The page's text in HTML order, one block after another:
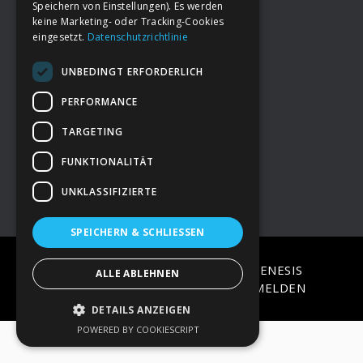
FooterDeine Spende
→ Impressum
→Kontakt zum PAO Team
COPYRIGHT © 2026 · ON
GENESIS
FRAMEWORK·WORDPRESS·ANMELDEN
Speichern von Einstellungen). Es werden
keine Marketing- oder Tracking-Cookies
eingesetzt. Datenschutzrichtlinie
UNBEDINGT ERFORDERLICH
PERFORMANCE
TARGETING
FUNKTIONALITÄT
UNKLASSIFIZIERTE
SPEICHERN & SCHLIESSEN
ALLE ABLEHNEN
DETAILS ANZEIGEN
POWERED BY COOKIESCRIPT